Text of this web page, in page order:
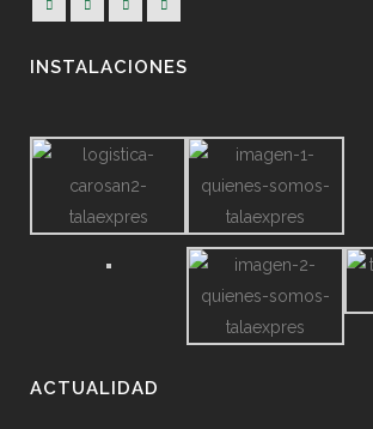
INSTALACIONES
ACTUALIDAD